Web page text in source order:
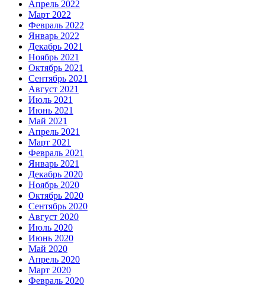
Апрель 2022
Март 2022
Февраль 2022
Январь 2022
Декабрь 2021
Ноябрь 2021
Октябрь 2021
Сентябрь 2021
Август 2021
Июль 2021
Июнь 2021
Май 2021
Апрель 2021
Март 2021
Февраль 2021
Январь 2021
Декабрь 2020
Ноябрь 2020
Октябрь 2020
Сентябрь 2020
Август 2020
Июль 2020
Июнь 2020
Май 2020
Апрель 2020
Март 2020
Февраль 2020